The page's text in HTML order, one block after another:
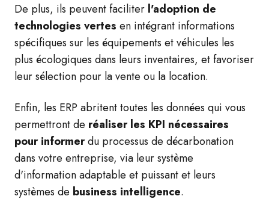
De plus, ils peuvent faciliter l'adoption de
technologies vertes en intégrant informations
spécifiques sur les équipements et véhicules les
plus écologiques dans leurs inventaires, et favoriser
leur sélection pour la vente ou la location.
Enfin, les ERP abritent toutes les données qui vous
permettront de réaliser les KPI nécessaires
pour informerdu processus de décarbonation
dans votre entreprise, via leur système
d'information adaptable et puissant et leurs
systèmes de business intelligence.